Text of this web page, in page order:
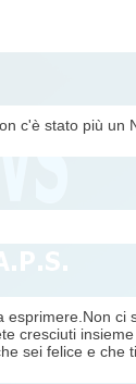
c'è stato più
cresciuti
sei felice e